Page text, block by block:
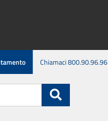
Chiamaci 800.90.96.96